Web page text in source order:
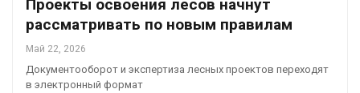
Проекты освоения лесов начнут
рассматривать по новым правилам
Май 22, 2026
Документооборот и экспертиза лесных проектов переходят
в электронный формат